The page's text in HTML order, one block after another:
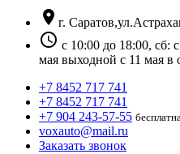
location_on г.
schedule с 10:00 до 18:00, сб:
мая выходной с 11 мая
+7 8452 717 741
+7 8452 717 741
+7 904 243-57-55
voxauto@mail.ru
Заказать звонок